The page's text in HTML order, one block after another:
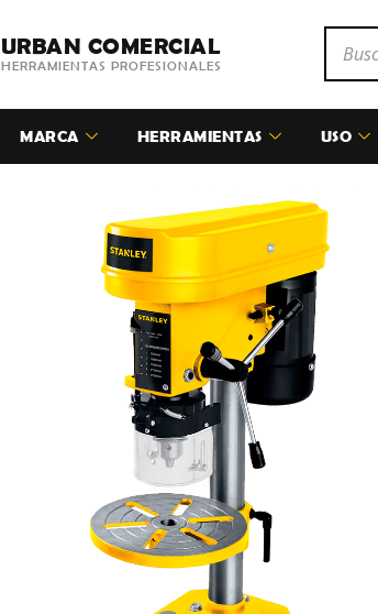
URBAN COMERCIAL
HERRAMIENTAS PROFESIONALES
MARCA HERRAMIENTAS USO